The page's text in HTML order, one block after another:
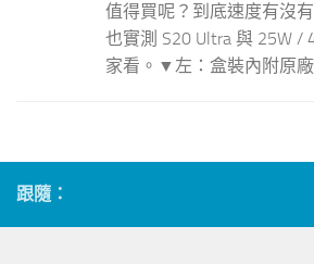
值得買呢？到底速度有沒
也實測 S20 Ultra 與 25W /
家看。▼左：盒裝內附原廠
跟隨：